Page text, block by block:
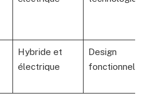
Hybride et
électrique
Design
fonctionnel